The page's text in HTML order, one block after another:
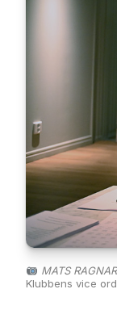
MATS
Klubbens vice